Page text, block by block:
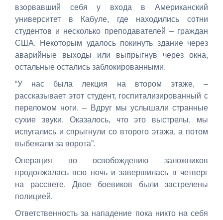
взорвавший себя у входа в Американский
университет в Кабуле, где находились сотни
студентов и несколько преподавателей – граждан
США. Некоторым удалось покинуть здание через
аварийные выходы или выпрыгнув через окна,
остальные остались заблокированными.
“У нас была лекция на втором этаже, –
рассказывает этот студент, госпитализированный с
переломом ноги. – Вдруг мы услышали странные
сухие звуки. Оказалось, что это выстрелы, мы
испугались и спрыгнули со второго этажа, а потом
выбежали за ворота”.
Операция по освобождению заложников
продолжалась всю ночь и завершилась в четверг
на рассвете. Двое боевиков были застрелены
полицией.
Ответственность за нападение пока никто на себя